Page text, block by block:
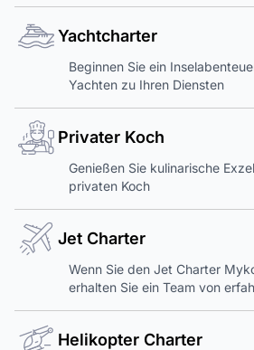
Yachtcharter
Beginnen Sie ein
Yachten zu Ihren Diensten
Privater Koch
Genießen Sie kulinarische
privaten Koch
Jet Charter
Wenn Sie den Jet Charter
erhalten Sie ein Team von
Helikopter Charter